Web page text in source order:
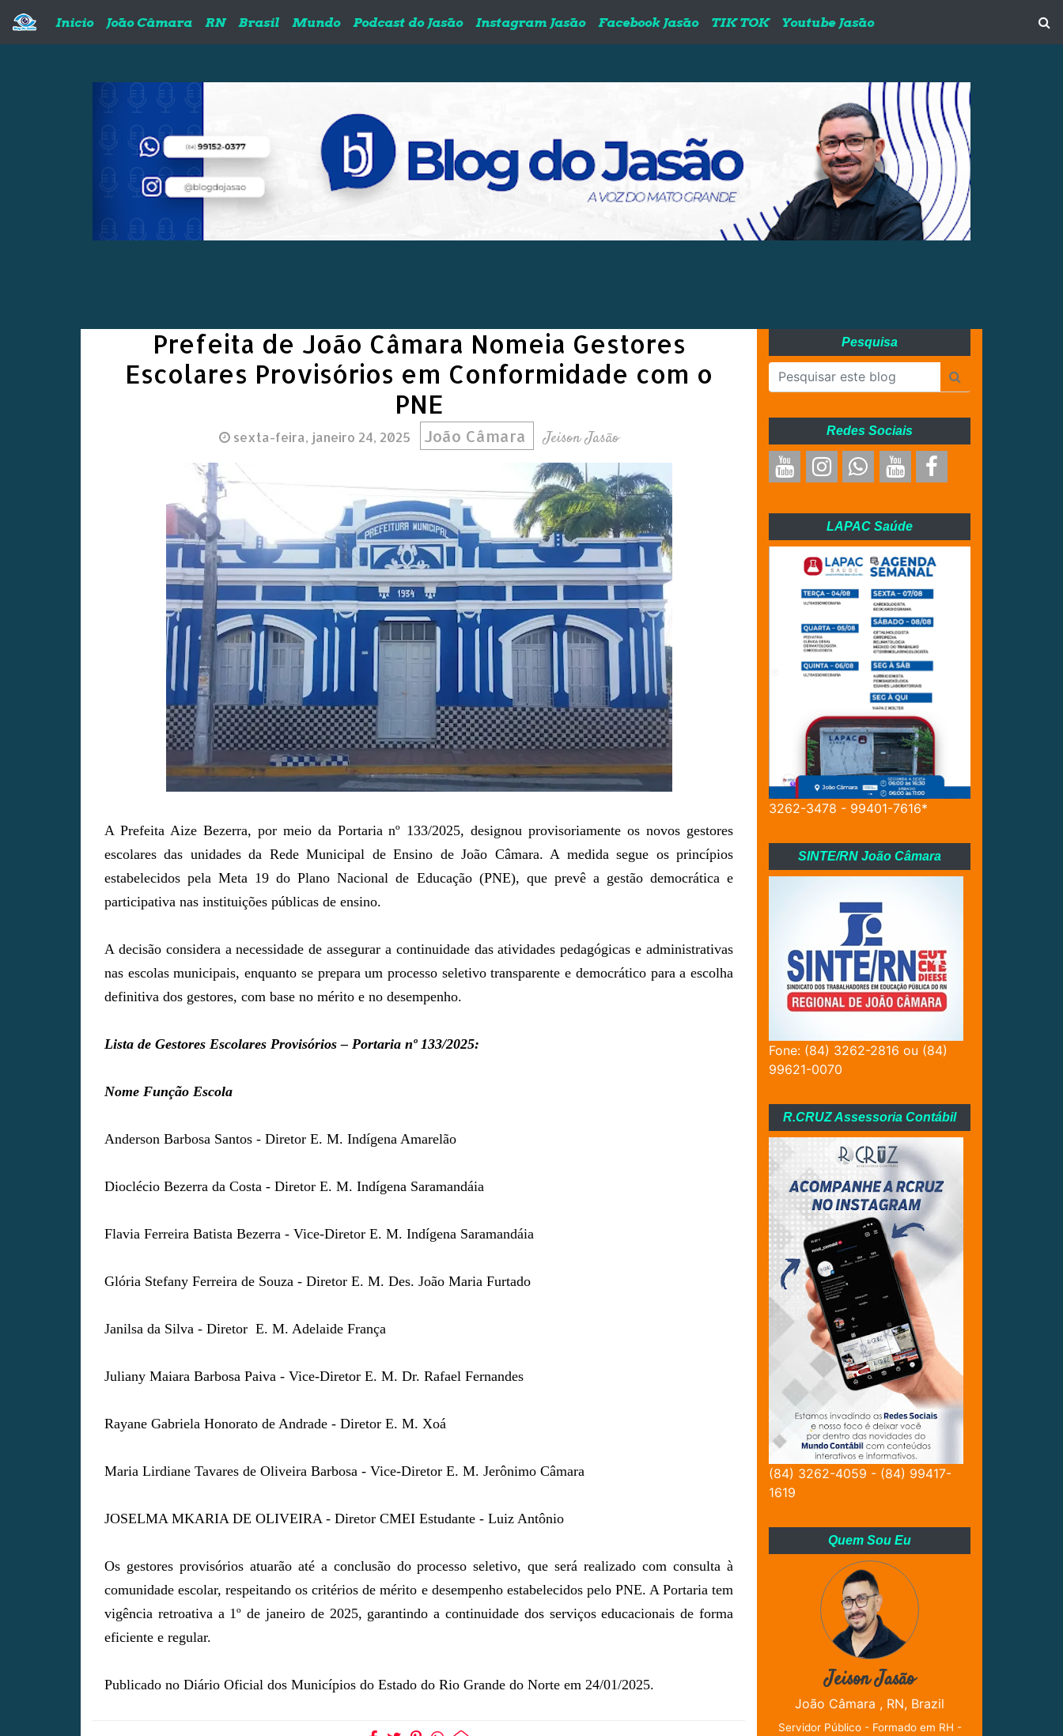
Inicio João Câmara RN Brasil Mundo Podcast do Jasão Instagram Jasão Facebook Jasão TIK TOK Youtube Jasão
Prefeita de João Câmara Nomeia Gestores
Escolares Provisórios em Conformidade com o
PNE
sexta-feira, janeiro 24, 2025 João Câmara Jeison Jasão
A Prefeita Aize Bezerra, por meio da Portaria nº 133/2025, designou provisoriamente os novos gestores
escolares das unidades da Rede Municipal de Ensino de João Câmara. A medida segue os princípios
estabelecidos pela Meta 19 do Plano Nacional de Educação (PNE), que prevê a gestão democrática e
participativa nas instituições públicas de ensino.
A decisão considera a necessidade de assegurar a continuidade das atividades pedagógicas e administrativas
nas escolas municipais, enquanto se prepara um processo seletivo transparente e democrático para a escolha
definitiva dos gestores, com base no mérito e no desempenho.
Lista de Gestores Escolares Provisórios – Portaria nº 133/2025:
Nome Função Escola
Anderson Barbosa Santos - Diretor E. M. Indígena Amarelão
Dioclécio Bezerra da Costa - Diretor E. M. Indígena Saramandáia
Flavia Ferreira Batista Bezerra - Vice-Diretor E. M. Indígena Saramandáia
Glória Stefany Ferreira de Souza - Diretor E. M. Des. João Maria Furtado
Janilsa da Silva - Diretor E. M. Adelaide França
Juliany Maiara Barbosa Paiva - Vice-Diretor E. M. Dr. Rafael Fernandes
Rayane Gabriela Honorato de Andrade - Diretor E. M. Xoá
Maria Lirdiane Tavares de Oliveira Barbosa - Vice-Diretor E. M. Jerônimo Câmara
JOSELMA MKARIA DE OLIVEIRA - Diretor CMEI Estudante - Luiz Antônio
Os gestores provisórios atuarão até a conclusão do processo seletivo, que será realizado com consulta à
comunidade escolar, respeitando os critérios de mérito e desempenho estabelecidos pelo PNE. A Portaria tem
vigência retroativa a 1º de janeiro de 2025, garantindo a continuidade dos serviços educacionais de forma
eficiente e regular.
Publicado no Diário Oficial dos Municípios do Estado do Rio Grande do Norte em 24/01/2025.
Pesquisa
Redes Sociais
LAPAC Saúde
3262-3478 - 99401-7616*
SINTE/RN João Câmara
Fone: (84) 3262-2816 ou (84)
99621-0070
R.CRUZ Assessoria Contábil
(84) 3262-4059 - (84) 99417-
1619
Quem Sou Eu
Jeison Jasão
João Câmara , RN, Brazil
Servidor Público - Formado em RH -